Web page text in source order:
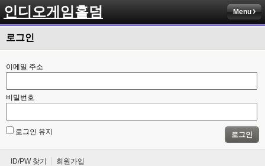
인디오게임홀덤 Menu
로그인
이메일 주소
비밀번호
로그인 유지 로그인
ID/PW 찾기 회원가입